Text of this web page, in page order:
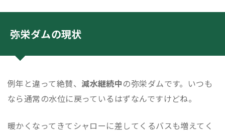
弥栄ダムの現状
例年と違って絶賛、 減水継続中の弥栄ダムです。いつも
なら通常の水位に戻っているはずなんですけどね。
暖かくなってきてシャローに差してくるバスも増えてく